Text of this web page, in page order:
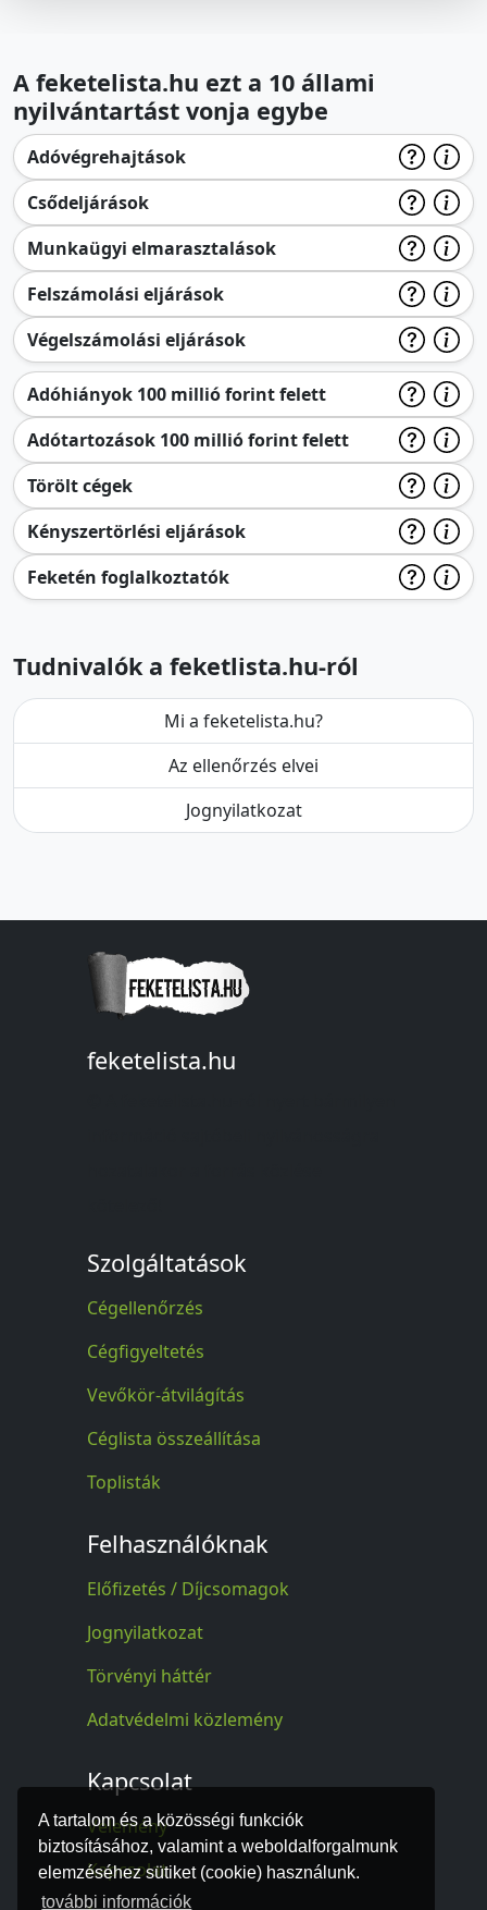
A tartalom és a közösségi funkciók
biztosításához, valamint a weboldalforgalmunk
elemzéséhez sütiket (cookie) használunk.
további információk
A feketelista.hu ezt a 10 állami
nyilvántartást vonja egybe
Adóvégrehajtások
Csődeljárások
Munkaügyi elmarasztalások
Felszámolási eljárások
Végelszámolási eljárások
Adóhiányok 100 millió forint felett
Adótartozások 100 millió forint felett
Törölt cégek
Kényszertörlési eljárások
Feketén foglalkoztatók
Tudnivalók a feketlista.hu-ról
Mi a feketelista.hu?
Az ellenőrzés elvei
Jognyilatkozat
feketelista.hu
Szolgáltatások
Cégellenőrzés
Cégfigyeltetés
Vevőkör-átvilágítás
Céglista összeállítása
Toplisták
Felhasználóknak
Előfizetés / Díjcsomagok
Jognyilatkozat
Törvényi háttér
Adatvédelmi közlemény
Kapcsolat
Vélemény
Kapcsolat